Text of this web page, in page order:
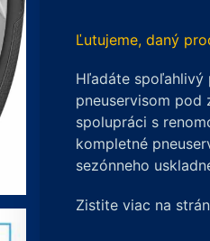
Ľutujeme, daný
Hľadáte spoľahlivý
pneuservisom pod
spolupráci s
kompletné
sezónneho
Zistite viac na